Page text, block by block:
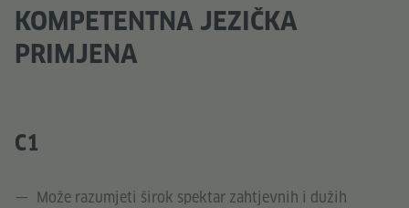
KOMPETENTNA JEZIČKA
PRIMJENA
C1
Može razumjeti širok spektar zahtjevnih i dužih